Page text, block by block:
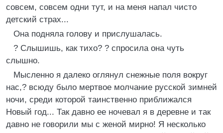
совсем, совсем одни тут, и на меня напал чисто
детский страх...
Она подняла голову и прислушалась.
? Слышишь, как тихо? ? спросила она чуть
слышно.
Мысленно я далеко оглянул снежные поля вокруг
нас,? всюду было мертвое молчание русской зимней
ночи, среди которой таинственно приближался
Новый год... Так давно ее ночевал я в деревне и так
давно не говорили мы с женой мирно! Я несколько